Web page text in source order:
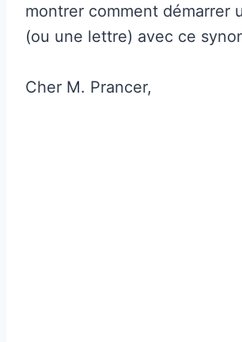
montrer comment démarrer
(ou une lettre) avec ce
Cher M. Prancer,